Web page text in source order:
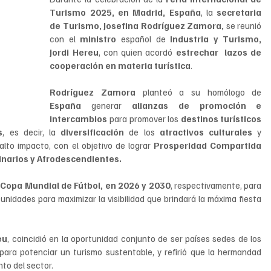
Turismo 2025, en Madrid, España, la secretaria
de Turismo, Josefina Rodríguez Zamora, se reunió
con el ministro español de Industria y Turismo,
Jordi Hereu, con quien acordó estrechar
lazos de
cooperación en materia turística.
Rodríguez Zamora
España generar alianzas de promoción e
intercambios para promover los destinos turísticos
, es decir, la diversificación de los atractivos culturales
impacto, con el objetivo de lograr Prosperidad Compartida
y Afrodescendientes.
Copa Mundial de Fútbol, en 2026 y 2030, respectivamente, para
para maximizar la visibilidad que brindará la máxima fiesta
potenciar un turismo sustentable, y refirió que la hermandad
del sector.